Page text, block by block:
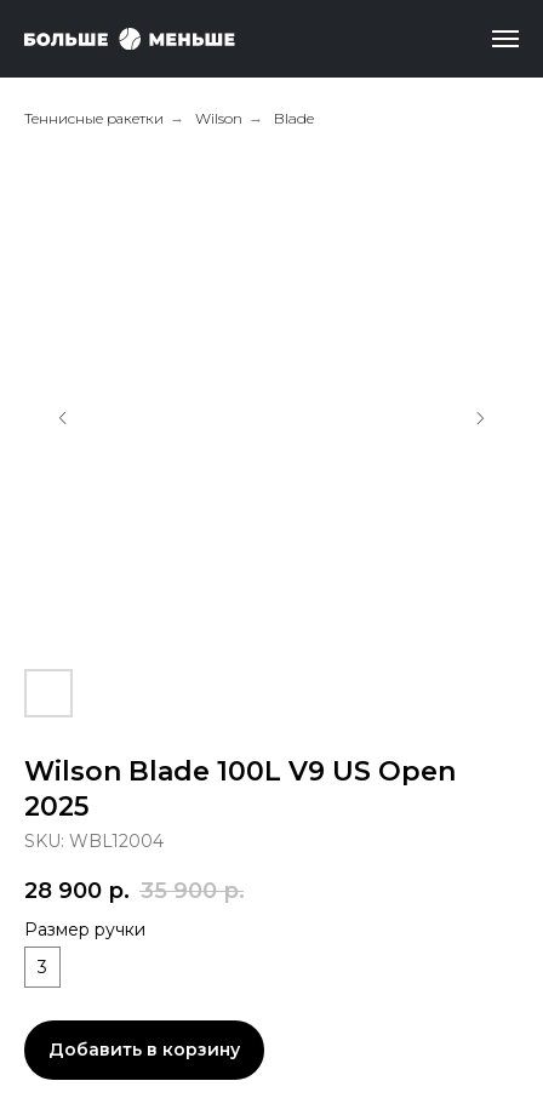
Теннисные ракетки → Wilson → Blade
Wilson Blade 100L V9 US Open
2025
SKU: WBL12004
28 900 р. 35 900 р.
Размер ручки
3
Добавить в корзину